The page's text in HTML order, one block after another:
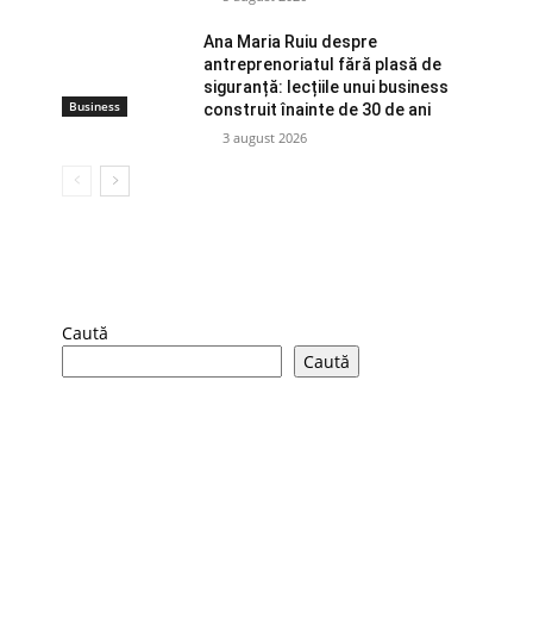
Business
Ana Maria Ruiu despre
antreprenoriatul fără plasă de
siguranță: lecțiile unui business
construit înainte de 30 de ani
3 august 2026
Caută
Caută